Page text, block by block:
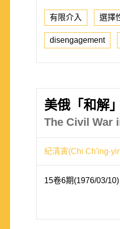
有限介入 選擇
disengagement
美俄「和解
The Civil War
紀清寅(Chi Ch'ing-
15卷6期(1976/03/10)